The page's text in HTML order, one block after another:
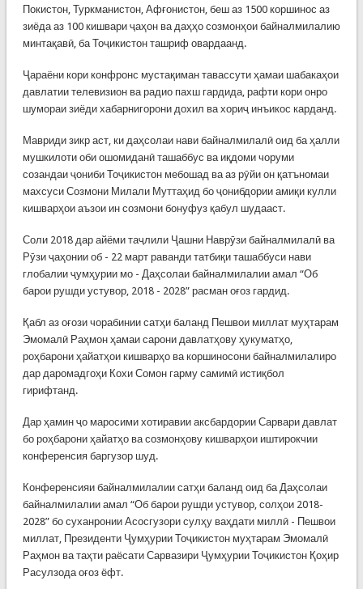
Покистон, Туркманистон, Афғонистон, беш аз 1500 коршинос аз
зиёда аз 100 кишвари ҷаҳон ва даҳҳо созмонҳои байналмилалию
минтақавӣ, ба Тоҷикистон ташриф овардаанд.
Ҷараёни кори конфронс мустақиман тавассути ҳамаи шабакаҳои
давлатии телевизион ва радио пахш гардида, рафти кори онро
шумораи зиёди хабарнигорони дохил ва хориҷ инъикос карданд.
Мавриди зикр аст, ки даҳсолаи нави байналмилалӣ оид ба ҳалли
мушкилоти оби ошомиданӣ ташаббус ва иқдоми чоруми
созандаи ҷониби Тоҷикистон мебошад ва аз рӯйи он қатъномаи
махсуси Созмони Милали Муттаҳид бо ҷонибдории амиқи кулли
кишварҳои аъзои ин созмони бонуфуз қабул шудааст.
Соли 2018 дар айёми таҷлили Ҷашни Наврӯзи байналмилалӣ ва
Рӯзи ҷаҳонии об - 22 март раванди татбиқи ташаббуси нави
глобалии ҷумҳурии мо - Даҳсолаи байналмилалии амал “Об
барои рушди устувор, 2018 - 2028” расман оғоз гардид.
Қабл аз оғози чорабинии сатҳи баланд Пешвои миллат муҳтарам
Эмомалӣ Раҳмон ҳамаи сарони давлатҳову ҳукуматҳо,
роҳбарони ҳайатҳои кишварҳо ва коршиносони байналмилалиро
дар даромадгоҳи Кохи Сомон гарму самимӣ истиқбол
гирифтанд.
Дар ҳамин ҷо маросими хотиравии аксбардории Сарвари давлат
бо роҳбарони ҳайатҳо ва созмонҳову кишварҳои иштирокчии
конференсия баргузор шуд.
Конференсияи байналмилалии сатҳи баланд оид ба Даҳсолаи
байналмилалии амал “Об барои рушди устувор, солҳои 2018-
2028” бо суханронии Асосгузори сулҳу ваҳдати миллӣ - Пешвои
миллат, Президенти Ҷумҳурии Тоҷикистон муҳтарам Эмомалӣ
Раҳмон ва таҳти раёсати Сарвазири Ҷумҳурии Тоҷикистон Қоҳир
Расулзода оғоз ёфт.